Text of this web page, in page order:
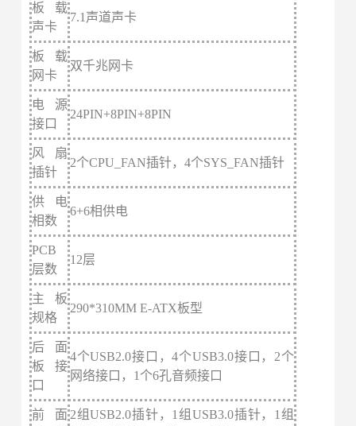
板载
声卡
7.1声道声卡
板载
网卡
双千兆网卡
电源
接口
24PIN+8PIN+8PIN
风扇
插针
2个CPU_FAN插针，4个SYS_FAN插针
供电
相数
6+6相供电
PCB
层数
12层
主板
规格
290*310MM E-ATX板型
后面
板 接
口
4个USB2.0接口，4个USB3.0接口，2个
网络接口，1个6孔音频接口
前面 2组USB2.0插针，1组USB3.0插针，1组